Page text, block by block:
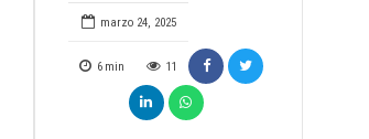
marzo 24, 2025
6 min 11